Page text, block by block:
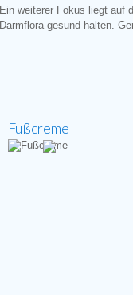
Ein weiterer Fokus liegt auf
Darmflora gesund halten.
Fußcreme